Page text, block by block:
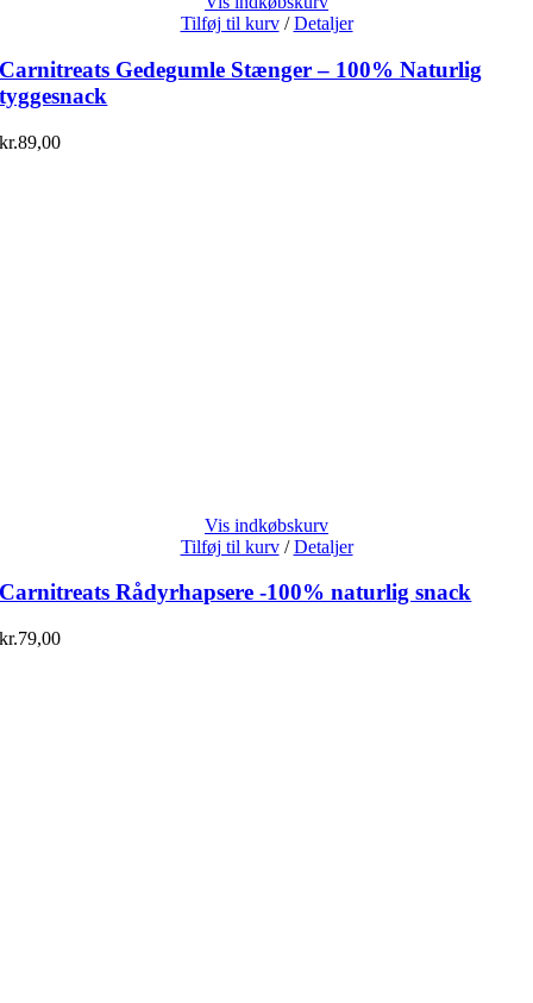
Tilføj til kurv / Detaljer
Carnitreats Gedegumle Stænger – 100% Naturlig
tyggesnack
kr.89,00
Vis indkøbskurv
Tilføj til kurv / Detaljer
Carnitreats Rådyrhapsere -100% naturlig snack
kr.79,00